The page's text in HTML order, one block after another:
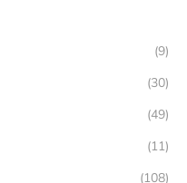
(9)
(30)
(49)
(11)
(108)